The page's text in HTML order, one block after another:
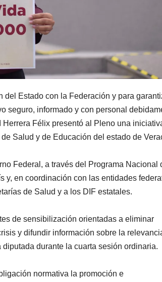
Estado con la Federación y para
seguro, informado y con personal
Félix presentó al Pleno una
Salud y de Educación del estado de
Federal, a través del Programa Nacional
y, en coordinación con las entidades
de Salud y a los DIF estatales.
de sensibilización orientadas a eliminar
y difundir información sobre la
durante la cuarta sesión ordinaria.
normativa la promoción e